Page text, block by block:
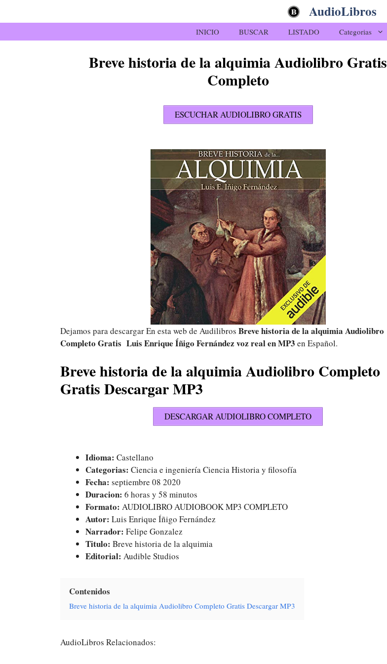
AudioLibros
INICIO BUSCAR LISTADO Categorias
Breve historia de la alquimia Audiolibro Gratis
Completo
ESCUCHAR AUDIOLIBRO GRATIS
Dejamos para descargar En esta web de Audilibros Breve historia de la alquimia Audiolibro
Completo Gratis Luis Enrique Íñigo Fernández voz realen MP3 en Español.
Breve historia de la alquimia Audiolibro Completo
Gratis Descargar MP3
DESCARGAR AUDIOLIBRO COMPLETO
Idioma: Castellano
Categorias: Ciencia e ingeniería Ciencia Historia y filosofía
Fecha: septiembre 08 2020
Duracion: 6 horas y 58 minutos
Formato: AUDIOLIBRO AUDIOBOOK MP3 COMPLETO
Autor: Luis Enrique Íñigo Fernández
Narrador: Felipe Gonzalez
Titulo: Breve historia de la alquimia
Editorial: Audible Studios
Contenidos
Breve historia de la alquimia Audiolibro Completo Gratis Descargar MP3
AudioLibros Relacionados: